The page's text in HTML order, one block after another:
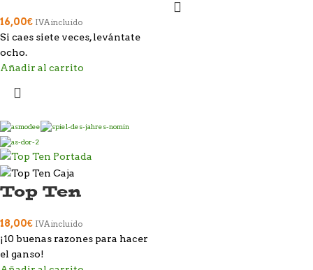
16,00€ IVA incluido
Si caes siete veces, levántate
ocho.
Añadir al carrito
Top Ten
18,00€ IVA incluido
¡10 buenas razones para hacer
el ganso!